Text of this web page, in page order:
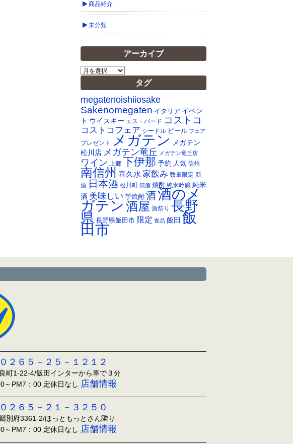
商品紹介
未分類
アーカイブ
ア
ー
カ
イ
ブ
タグ
megatenoishiiosake
Sakenomegaten イタリア イベン
ト ウイスキー エス・バード コストコ
コストコフェア シードル ビール フェア
プレゼント メガテン
メガテン
松川店 メガテン竜丘 メガテン竜丘店
ワイン 上郷 下伊那 予約 人気 信州
南信州 喜久水 家飲み 数量限定 新
酒 日本酒 松川町 清酒 焼酎 純米吟醸 純米
酒 美味しい 芋焼酎 酒酒のメ
ガテン 酒屋 酒祭り 長野
県 長野県飯田市 限定 食品 飯田 飯
田市
０２６５－２５－１２１２
町1-22-4/飯田インターから車で３分
～PM7：00 定休日なし 店舗情報
０２６５－２１－３２５０
別府3361-2/ほっともっとさん隣り
～PM7：00 定休日なし 店舗情報